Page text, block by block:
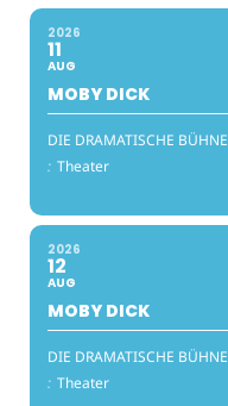
2026
11
AUG
MOBY DICK
DIE DRAMATISCHE BÜHNE
: Theater
2026
12
AUG
MOBY DICK
DIE DRAMATISCHE BÜHNE
: Theater